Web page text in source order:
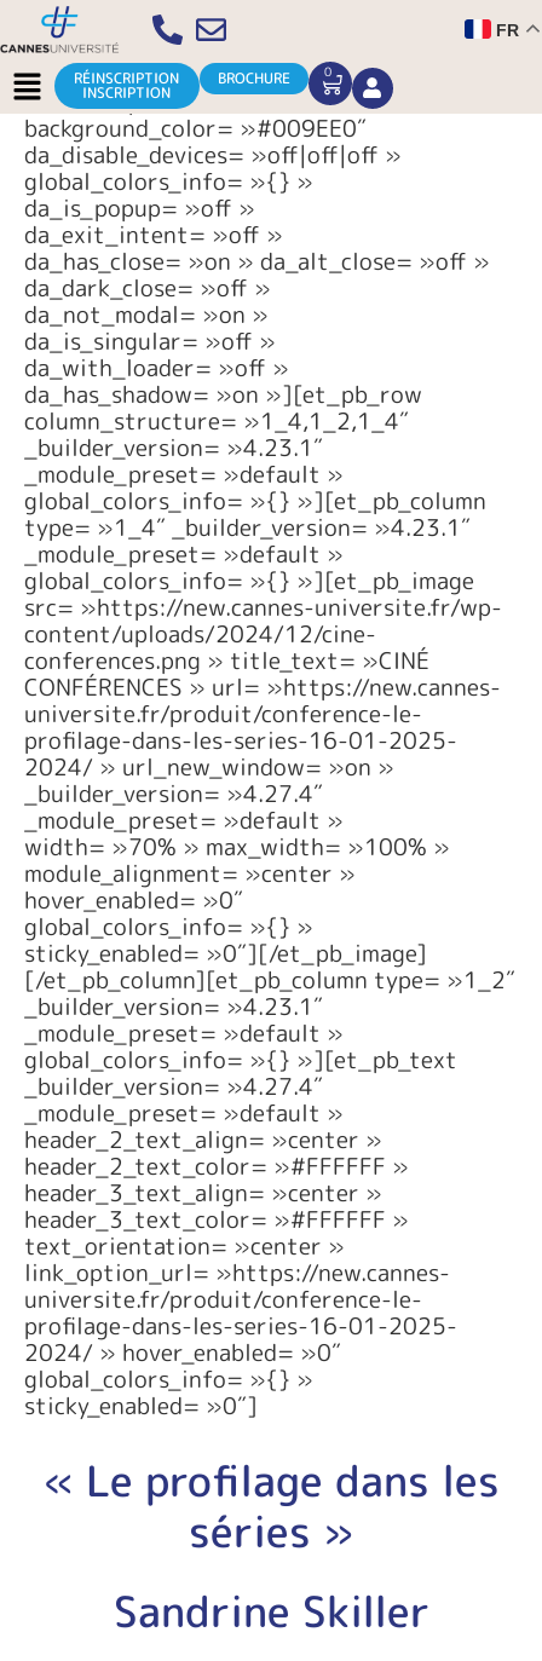
Aller
au
contenu
FR
Menu RÉINSCRIPTION
INSCRIPTION
BROCHURE 0
CART
[et_pb_section fb_built= »1″
_builder_version= »4.25.1″
_module_preset= »default »
background_color= »#009EE0″
da_disable_devices= »off|off|off »
global_colors_info= »{} »
da_is_popup= »off »
da_exit_intent= »off »
da_has_close= »on » da_alt_close= »off »
da_dark_close= »off »
da_not_modal= »on »
da_is_singular= »off »
da_with_loader= »off »
da_has_shadow= »on »][et_pb_row
column_structure= »1_4,1_2,1_4″
_builder_version= »4.23.1″
_module_preset= »default »
global_colors_info= »{} »][et_pb_column
type= »1_4″ _builder_version= »4.23.1″
_module_preset= »default »
global_colors_info= »{} »][et_pb_image
src= »https://new.cannes-universite.fr/wp-
content/uploads/2024/12/cine-
conferences.png » title_text= »CINÉ
CONFÉRENCES » url= »https://new.cannes-
universite.fr/produit/conference-le-
profilage-dans-les-series-16-01-2025-
2024/ » url_new_window= »on »
_builder_version= »4.27.4″
_module_preset= »default »
width= »70% » max_width= »100% »
module_alignment= »center »
hover_enabled= »0″
global_colors_info= »{} »
sticky_enabled= »0″][/et_pb_image]
[/et_pb_column][et_pb_column type= »1_2″
_builder_version= »4.23.1″
_module_preset= »default »
global_colors_info= »{} »][et_pb_text
_builder_version= »4.27.4″
_module_preset= »default »
header_2_text_align= »center »
header_2_text_color= »#FFFFFF »
header_3_text_align= »center »
header_3_text_color= »#FFFFFF »
text_orientation= »center »
link_option_url= »https://new.cannes-
universite.fr/produit/conference-le-
profilage-dans-les-series-16-01-2025-
2024/ » hover_enabled= »0″
global_colors_info= »{} »
sticky_enabled= »0″]
« Le profilage dans les
séries »
Sandrine Skiller